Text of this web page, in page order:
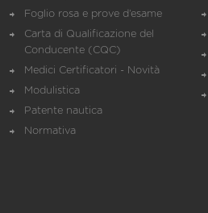
Foglio rosa e prove d’esame
Carta di Qualificazione del
Conducente (CQC)
Medici Certificatori - Novità
Modulistica
Patente nautica
Normativa